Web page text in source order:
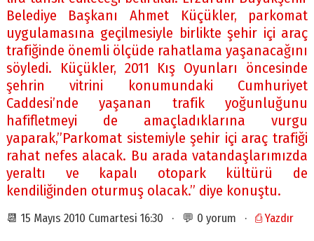
Belediye Başkanı Ahmet Küçükler, parkomat
uygulamasına geçilmesiyle birlikte şehir içi araç
trafiğinde önemli ölçüde rahatlama yaşanacağını
söyledi. Küçükler, 2011 Kış Oyunları öncesinde
şehrin vitrini konumundaki Cumhuriyet
Caddesi’nde yaşanan trafik yoğunluğunu
hafifletmeyi de amaçladıklarına vurgu
yaparak,”Parkomat sistemiyle şehir içi araç trafiği
rahat nefes alacak. Bu arada vatandaşlarımızda
yeraltı ve kapalı otopark kültürü de
kendiliğinden oturmuş olacak.” diye konuştu.
📆 15 Mayıs 2010 Cumartesi 16:30 · 💬 0 yorum · ⎙ Yazdır